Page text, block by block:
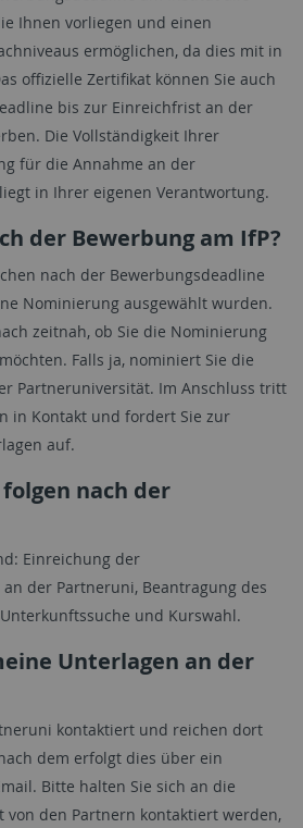
Ihnen vorliegen und einen
ermöglichen, da dies mit in
offizielle Zertifikat können Sie auch
bis zur Einreichfrist an der
Die Vollständigkeit Ihrer
für die Annahme an der
in Ihrer eigenen Verantwortung.
der Bewerbung am IfP?
nach der Bewerbungsdeadline
Nominierung ausgewählt wurden.
zeitnah, ob Sie die Nominierung
Falls ja, nominiert Sie die
Partneruniversität. Im Anschluss tritt
in Kontakt und fordert Sie zur
auf.
nach der
Einreichung der
der Partneruni, Beantragung des
und Kurswahl.
Unterlagen an der
kontaktiert und reichen dort
dem erfolgt dies über ein
Bitte halten Sie sich an die
von den Partnern kontaktiert werden,